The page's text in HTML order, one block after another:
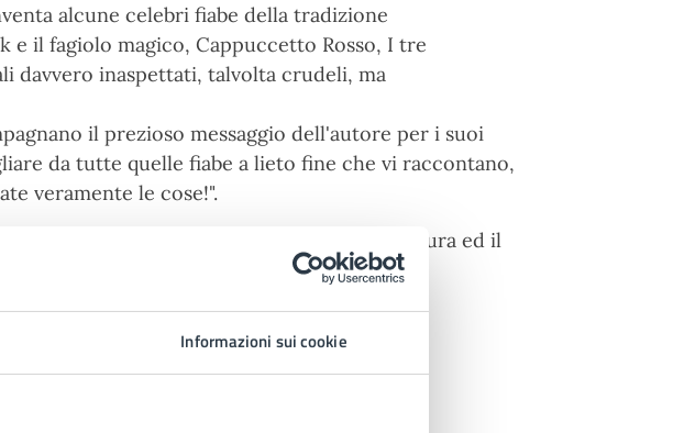
Informazioni sui cookie
alcune celebri fiabe della tradizione
e il fagiolo magico, Cappuccetto Rosso, I tre
davvero inaspettati, talvolta crudeli, ma
il prezioso messaggio dell'autore per i suoi
da tutte quelle fiabe a lieto fine che vi raccontano,
veramente le cose!".
sono disponibili copie dei libri per la lettura ed il